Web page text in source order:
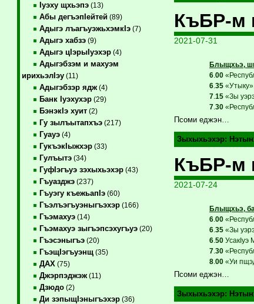
Iуэху щхьэпэ(13)
Абы дегъэпIейтей(89)
Адыгэ лъагъуэжьхэмкIэ(7)
Адыгэ хабзэ(9)
Адыгэ цIэрыIуэхэр(4)
Адыгэбзэм и махуэм
ирихьэлIэу(11)
Адыгэбзэр ядж(4)
Банк Iуэхухэр(29)
БэнэкIэ хуит(2)
Гу зылъытапхъэ(217)
Гуауэ(4)
ГукъэкIыжхэр(33)
Гулъытэ(34)
ГуфIэгъуэ зэхыхьэхэр(43)
Гъуазджэ(237)
Гъуэгу къежьапIэ(60)
Гъэлъэгъуэныгъэхэр(166)
Гъэмахуэ(14)
Гъэмахуэ зыгъэпсэхугъуэ(20)
Гъэсэныгъэ(20)
ГъэщIэгъуэнщ(35)
ДАХ (75)
Джэрпэджэж(11)
Дзюдо(2)
Ди зэпыщIэныгъэхэр(36)
КъБР-м
2021-07-31
Блыщхьэ,
6.00
6.35
7.15«Зы
7.30
Псоми еджэн…
Зыхыхьэхэр:
КъБР-м
2021-07-24
Блыщхьэ,
6.00
6.35«Зы
6.50УсакIуэ
7.30
8.00«Уи
Псоми еджэн…
Зыхыхьэхэр: